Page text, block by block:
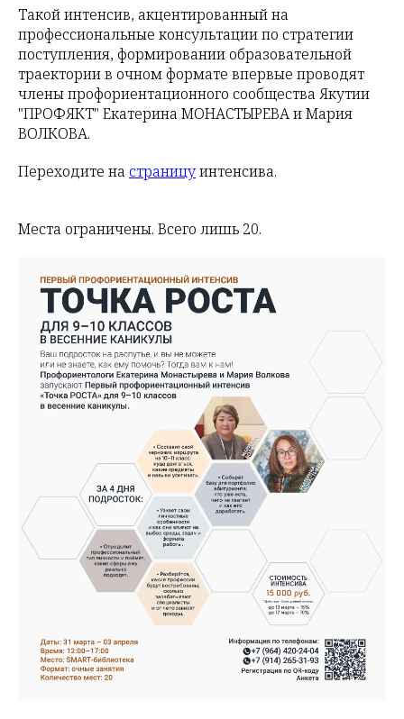
Такой интенсив, акцентированный на
профессиональные консультации по стратегии
поступления, формировании образовательной
траектории в очном формате впервые проводят
члены профориентационного сообщества Якутии
"ПРОФЯКТ" Екатерина МОНАСТЫРЕВА и Мария
ВОЛКОВА.
Переходите настраницуинтенсива.
Места ограничены. Всего лишь 20.